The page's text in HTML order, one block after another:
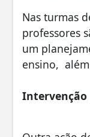
Nas turmas
professores
um
ensino,
Intervenção